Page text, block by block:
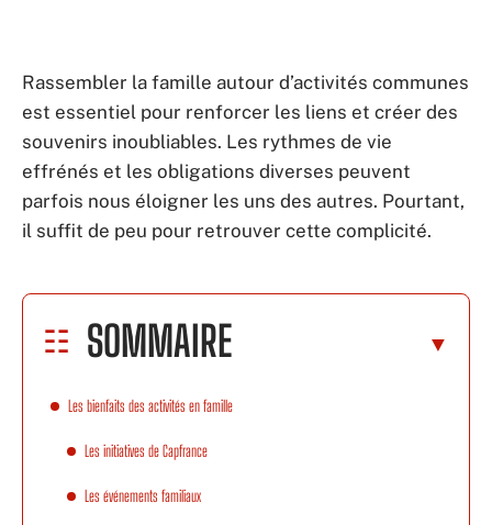
Rassembler la famille autour d’activités communes
est essentiel pour renforcer les liens et créer des
souvenirs inoubliables. Les rythmes de vie
effrénés et les obligations diverses peuvent
parfois nous éloigner les uns des autres. Pourtant,
il suffit de peu pour retrouver cette complicité.
SOMMAIRE
Les bienfaits des activités en famille
Les initiatives de Capfrance
Les événements familiaux